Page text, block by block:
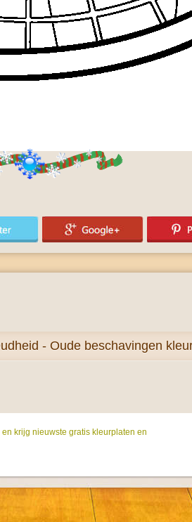
- Oude beschavingen
krijg nieuwste gratis kleurplaten en